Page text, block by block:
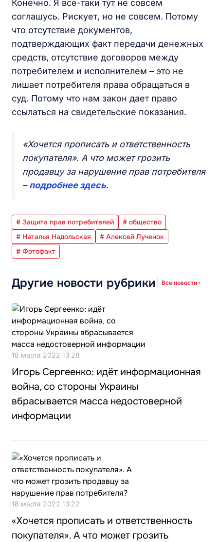
Конечно. Я все-таки тут не совсем
соглашусь. Рискует, но не совсем. Потому
что отсутствие документов,
подтверждающих факт передачи денежных
средств, отсутствие договоров между
потребителем и исполнителем – это не
лишает потребителя права обращаться в
суд. Потому что нам закон дает право
ссылаться на свидетельские показания.
«Хочется прописать и ответственность
покупателя». А что может грозить
продавцу за нарушение прав потребителя
–подробнее здесь.
# Защита прав потребителей
# общество
# Наталья Надольская
# Алексей Лученок
# Фотофакт
Другие новости рубрики Все новости
18 марта 2022 13:28
Игорь Сергеенко: идёт информационная
война, со стороны Украины
вбрасывается масса недостоверной
информации
18 марта 2022 13:22
«Хочется прописать и ответственность
покупателя». А что может грозить